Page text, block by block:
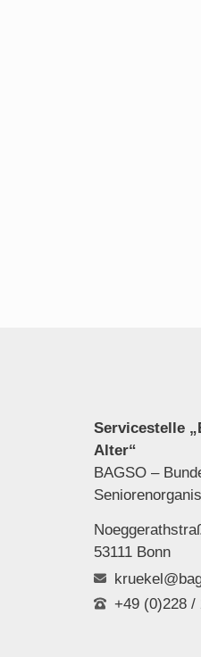
Servicestelle
Alter“
BAGSO –
Seniorenor
53111 Bonn
+49 (0)228 /